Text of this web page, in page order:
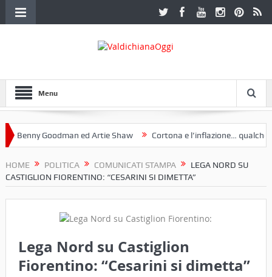
Menu
Goodman ed Artie Shaw Cortona e l’inflazione… qualche
HOME POLITICA COMUNICATI STAMPA
LEGA NORD SU
CASTIGLION FIORENTINO: “CESARINI SI DIMETTA”
Lega Nord su Castiglion
Fiorentino: “Cesarini si dimetta”